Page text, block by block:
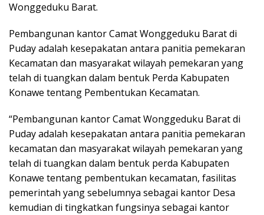
Wonggeduku Barat.
Pembangunan kantor Camat Wonggeduku Barat di
Puday adalah kesepakatan antara panitia pemekaran
Kecamatan dan masyarakat wilayah pemekaran yang
telah di tuangkan dalam bentuk Perda Kabupaten
Konawe tentang Pembentukan Kecamatan.
“Pembangunan kantor Camat Wonggeduku Barat di
Puday adalah kesepakatan antara panitia pemekaran
kecamatan dan masyarakat wilayah pemekaran yang
telah di tuangkan dalam bentuk perda Kabupaten
Konawe tentang pembentukan kecamatan, fasilitas
pemerintah yang sebelumnya sebagai kantor Desa
kemudian di tingkatkan fungsinya sebagai kantor